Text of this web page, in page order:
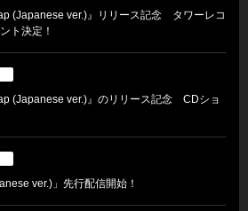
(Japanese ver.)』リリース記念 タワーレコ
ト決定！
(Japanese ver.)』のリリース記念 CDショ
ver.)」先行配信開始！